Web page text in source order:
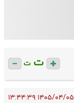
ت ت
۱۴۰۵/۰۴/۰۵ ۱۳:۴۴:۳۹